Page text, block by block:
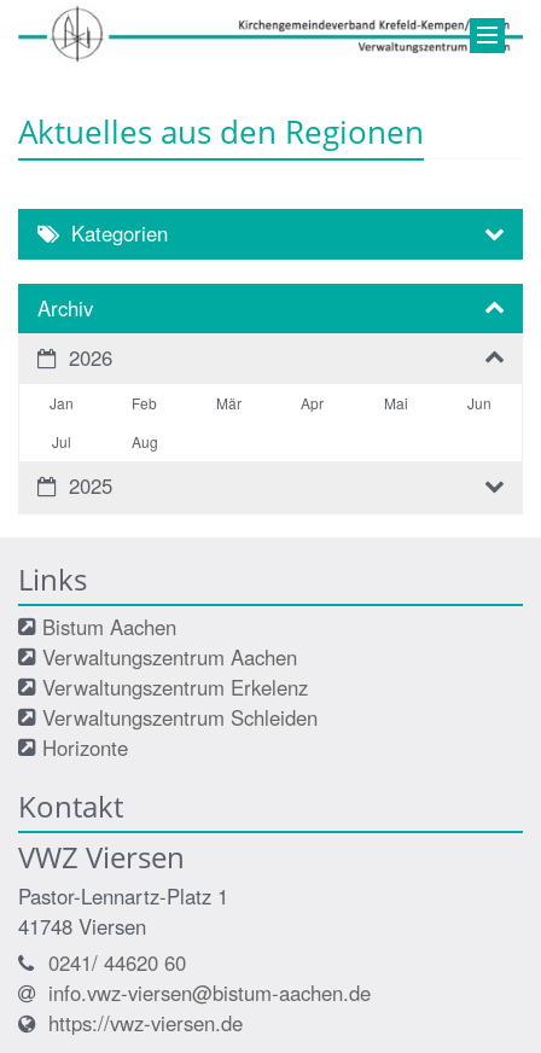
Aktuelles aus den Regionen
Kategorien
Archiv
2026
Jan Feb Mär Apr Mai
Jun
Jul
Aug
2025
Links
Bistum Aachen
Verwaltungszentrum Aachen
Verwaltungszentrum Erkelenz
Verwaltungszentrum Schleiden
Horizonte
Kontakt
VWZ Viersen
Pastor-Lennartz-Platz 1
41748 Viersen
0241/ 44620 60
info.vwz-viersen@bistum-aachen.de
https://vwz-viersen.de